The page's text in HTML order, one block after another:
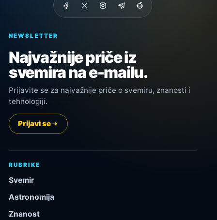
NEWSLETTER
Najvažnije priče iz
svemira na e-mailu.
Prijavite se za najvažnije priče o svemiru, znanosti i
tehnologiji.
Prijavi se
RUBRIKE
Svemir
Astronomija
Znanost